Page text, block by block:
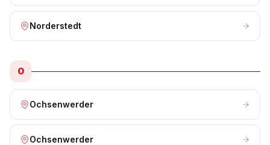
Norderstedt
O
Ochsenwerder
Ochsenwerder